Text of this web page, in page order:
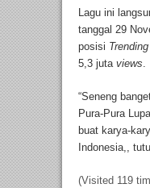
Lagu ini
tanggal 29
posisi Trending
5,3 juta views.
“Seneng
Pura-Pura
buat karya-
Indonesia,,
(Visited 119